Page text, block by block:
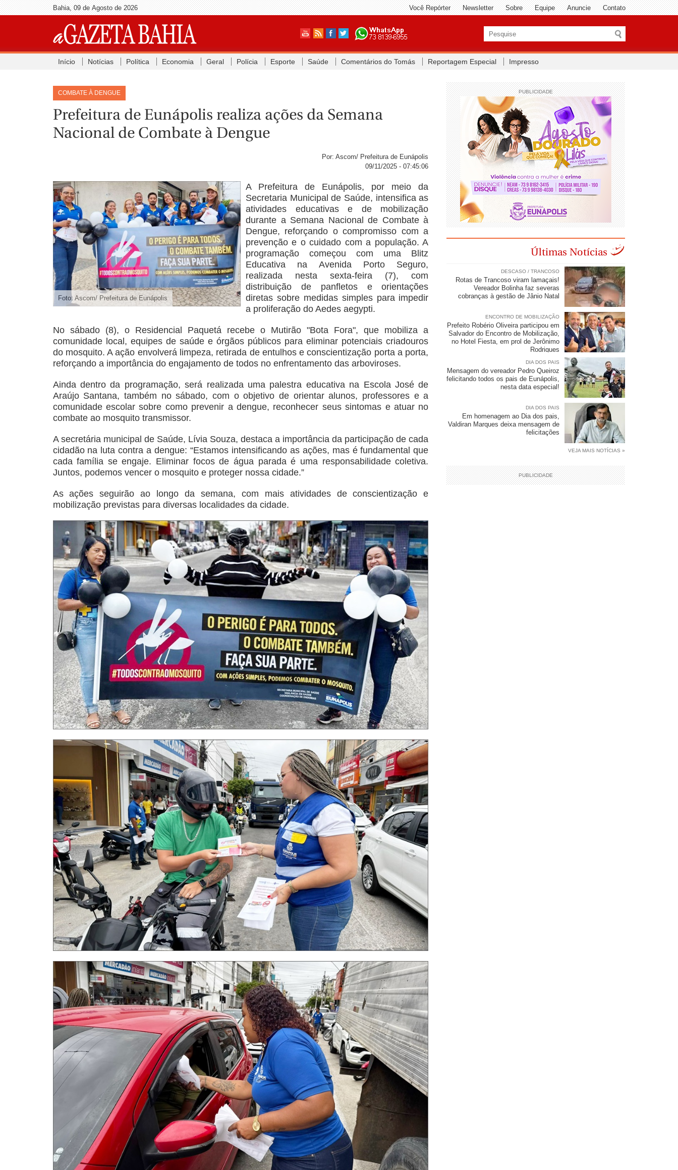
Bahia, 09 de Agosto de 2026 Você Repórter Newsletter Sobre Equipe Anuncie Contato
Início Notícias Política Economia Geral Polícia Esporte Saúde Comentários do Tomás Reportagem Especial Impresso
COMBATE À DENGUE
Prefeitura de Eunápolis realiza ações da Semana
Nacional de Combate à Dengue
Por: Ascom/ Prefeitura de Eunápolis
09/11/2025 - 07:45:06
Foto: Ascom/ Prefeitura de Eunápolis
A Prefeitura de Eunápolis, por meio da
Secretaria Municipal de Saúde, intensifica as
atividades educativas e de mobilização
durante a Semana Nacional de Combate à
Dengue, reforçando o compromisso com a
prevenção e o cuidado com a população. A
programação começou com uma Blitz
Educativa na Avenida Porto Seguro,
realizada nesta sexta-feira (7), com
distribuição de panfletos e orientações
diretas sobre medidas simples para impedir
a proliferação do Aedes aegypti.
No sábado (8), o Residencial Paquetá recebe o Mutirão "Bota Fora", que mobiliza a
comunidade local, equipes de saúde e órgãos públicos para eliminar potenciais criadouros
do mosquito. A ação envolverá limpeza, retirada de entulhos e conscientização porta a porta,
reforçando a importância do engajamento de todos no enfrentamento das arboviroses.
Ainda dentro da programação, será realizada uma palestra educativa na Escola José de
Araújo Santana, também no sábado, com o objetivo de orientar alunos, professores e a
comunidade escolar sobre como prevenir a dengue, reconhecer seus sintomas e atuar no
combate ao mosquito transmissor.
A secretária municipal de Saúde, Lívia Souza, destaca a importância da participação de cada
cidadão na luta contra a dengue: “Estamos intensificando as ações, mas é fundamental que
cada família se engaje. Eliminar focos de água parada é uma responsabilidade coletiva.
Juntos, podemos vencer o mosquito e proteger nossa cidade.”
As ações seguirão ao longo da semana, com mais atividades de conscientização e
mobilização previstas para diversas localidades da cidade.
PUBLICIDADE
Últimas Notícias
DESCASO / TRANCOSO
Rotas de Trancoso viram lamaçais!
Vereador Bolinha faz severas
cobranças à gestão de Jânio Natal
ENCONTRO DE MOBILIZAÇÃO
Prefeito Robério Oliveira participou em
Salvador do Encontro de Mobilização,
no Hotel Fiesta, em prol de Jerônimo
Rodrigues
DIA DOS PAIS
Mensagem do vereador Pedro Queiroz
felicitando todos os pais de Eunápolis,
nesta data especial!
DIA DOS PAIS
Em homenagem ao Dia dos pais,
Valdiran Marques deixa mensagem de
felicitações
VEJA MAIS NOTÍCIAS »
PUBLICIDADE